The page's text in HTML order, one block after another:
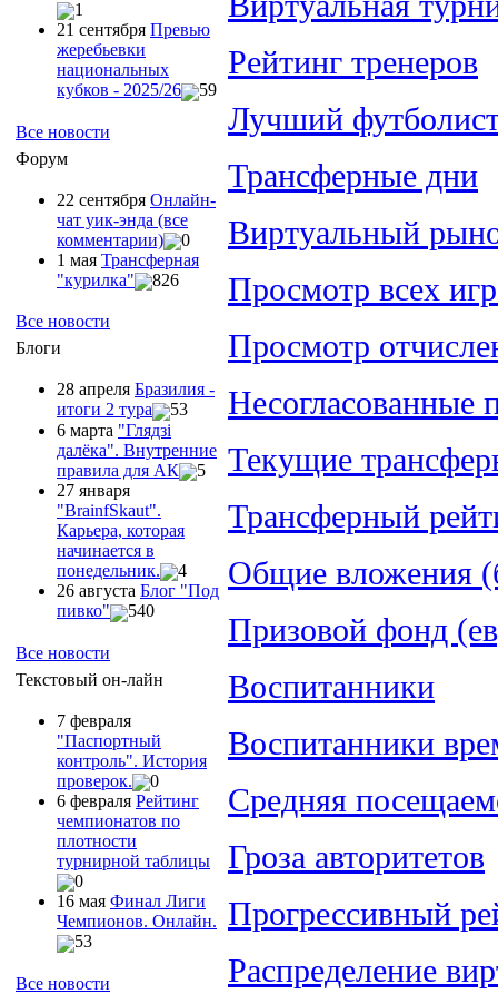
1
21 сентября Превью
жеребьевки
национальных
кубков - 2025/26
59
Все новости
Форум
22 сентября Онлайн-
чат уик-энда (все
комментарии)
0
1 мая Трансферная
"курилка"
826
Все новости
Блоги
28 апреля Бразилия -
итоги 2 тура
53
6 марта "Глядзi
далёка". Внутренние
правила для АК
5
27 января
"ВrainfSkaut".
Карьера, которая
начинается в
понедельник.
4
26 августа Блог "Под
пивко"
540
Все новости
Текстовый он-лайн
7 февраля
"Паспортный
контроль". История
проверок.
0
6 февраля Рейтинг
чемпионатов по
плотности
турнирной таблицы
0
16 мая Финал Лиги
Чемпионов. Онлайн.
53
Все новости
Рейтинг тренеров
Лучший
Трансферные дни
Виртуальный
Просмотр всех
Просмотр
Несогласованные
Текущие
Трансферный
Общие вложения
Призовой фонд
Воспитанники
Воспитанники
Средняя
Гроза авторитетов
Прогрессивный
Распределение